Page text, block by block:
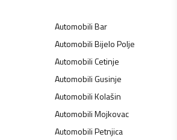
AutomobiliBar
AutomobiliBijelo Polje
AutomobiliCetinje
AutomobiliGusinje
AutomobiliKolašin
AutomobiliMojkovac
AutomobiliPetnjica